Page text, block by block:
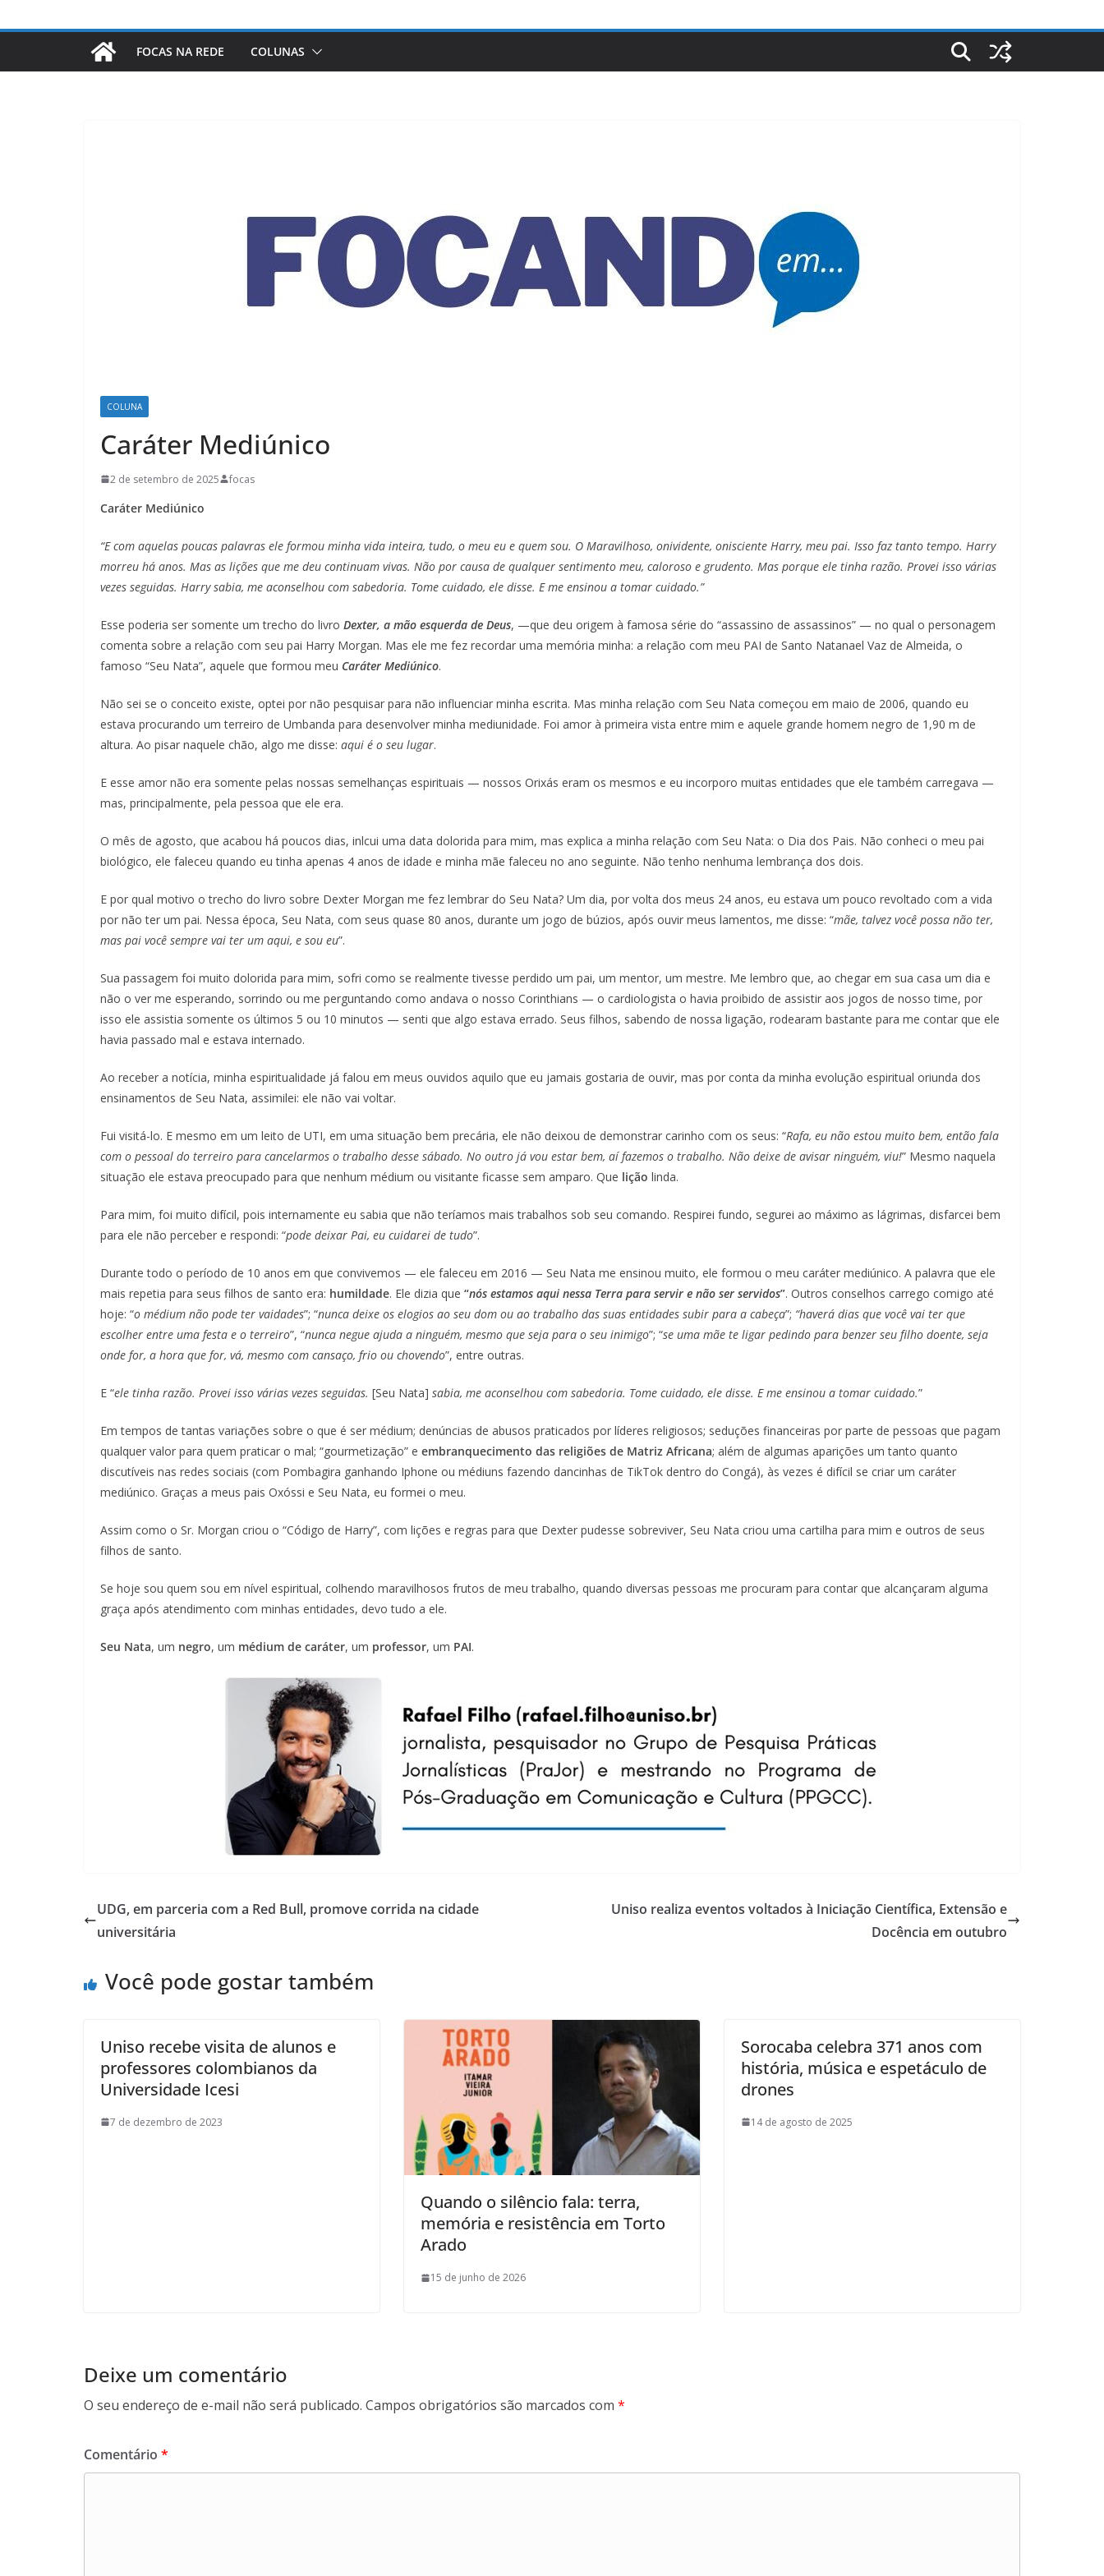
FOCAS NA REDE COLUNAS
COLUNA
Caráter Mediúnico
2 de setembro de 2025 focas
Caráter Mediúnico
“E com aquelas poucas palavras ele formou minha vida inteira, tudo, o meu eu e quem sou. O Maravilhoso, onividente, onisciente Harry, meu pai. Isso faz tanto tempo. Harry
morreu há anos. Mas as lições que me deu continuam vivas. Não por causa de qualquer sentimento meu, caloroso e grudento. Mas porque ele tinha razão. Provei isso várias
vezes seguidas. Harry sabia, me aconselhou com sabedoria. Tome cuidado, ele disse. E me ensinou a tomar cuidado.”
Esse poderia ser somente um trecho do livro Dexter, a mão esquerda de Deus, —que deu origem à famosa série do “assassino de assassinos” — no qual o personagem
comenta sobre a relação com seu pai Harry Morgan. Mas ele me fez recordar uma memória minha: a relação com meu PAI de Santo Natanael Vaz de Almeida, o
famoso “Seu Nata”, aquele que formou meu Caráter Mediúnico.
Não sei se o conceito existe, optei por não pesquisar para não influenciar minha escrita. Mas minha relação com Seu Nata começou em maio de 2006, quando eu
estava procurando um terreiro de Umbanda para desenvolver minha mediunidade. Foi amor à primeira vista entre mim e aquele grande homem negro de 1,90 m de
altura. Ao pisar naquele chão, algo me disse: aqui é o seu lugar.
E esse amor não era somente pelas nossas semelhanças espirituais — nossos Orixás eram os mesmos e eu incorporo muitas entidades que ele também carregava —
mas, principalmente, pela pessoa que ele era.
O mês de agosto, que acabou há poucos dias, inlcui uma data dolorida para mim, mas explica a minha relação com Seu Nata: o Dia dos Pais. Não conheci o meu pai
biológico, ele faleceu quando eu tinha apenas 4 anos de idade e minha mãe faleceu no ano seguinte. Não tenho nenhuma lembrança dos dois.
E por qual motivo o trecho do livro sobre Dexter Morgan me fez lembrar do Seu Nata? Um dia, por volta dos meus 24 anos, eu estava um pouco revoltado com a vida
por não ter um pai. Nessa época, Seu Nata, com seus quase 80 anos, durante um jogo de búzios, após ouvir meus lamentos, me disse: “mãe, talvez você possa não ter,
mas pai você sempre vai ter um aqui, e sou eu”.
Sua passagem foi muito dolorida para mim, sofri como se realmente tivesse perdido um pai, um mentor, um mestre. Me lembro que, ao chegar em sua casa um dia e
não o ver me esperando, sorrindo ou me perguntando como andava o nosso Corinthians — o cardiologista o havia proibido de assistir aos jogos de nosso time, por
isso ele assistia somente os últimos 5 ou 10 minutos — senti que algo estava errado. Seus filhos, sabendo de nossa ligação, rodearam bastante para me contar que ele
havia passado mal e estava internado.
Ao receber a notícia, minha espiritualidade já falou em meus ouvidos aquilo que eu jamais gostaria de ouvir, mas por conta da minha evolução espiritual oriunda dos
ensinamentos de Seu Nata, assimilei: ele não vai voltar.
Fui visitá-lo. E mesmo em um leito de UTI, em uma situação bem precária, ele não deixou de demonstrar carinho com os seus: “Rafa, eu não estou muito bem, então fala
com o pessoal do terreiro para cancelarmos o trabalho desse sábado. No outro já vou estar bem, aí fazemos o trabalho. Não deixe de avisar ninguém, viu!” Mesmo naquela
situação ele estava preocupado para que nenhum médium ou visitante ficasse sem amparo. Que lição linda.
Para mim, foi muito difícil, pois internamente eu sabia que não teríamos mais trabalhos sob seu comando. Respirei fundo, segurei ao máximo as lágrimas, disfarcei bem
para ele não perceber e respondi: “pode deixar Pai, eu cuidarei de tudo”.
Durante todo o período de 10 anos em que convivemos — ele faleceu em 2016 — Seu Nata me ensinou muito, ele formou o meu caráter mediúnico. A palavra que ele
mais repetia para seus filhos de santo era: humildade. Ele dizia que “nós estamos aqui nessa Terra para servir e não ser servidos”. Outros conselhos carrego comigo até
hoje: “o médium não pode ter vaidades”; “nunca deixe os elogios ao seu dom ou ao trabalho das suas entidades subir para a cabeça”; “haverá dias que você vai ter que
escolher entre uma festa e o terreiro”, “nunca negue ajuda a ninguém, mesmo que seja para o seu inimigo”; “se uma mãe te ligar pedindo para benzer seu filho doente, seja
onde for, a hora que for, vá, mesmo com cansaço, frio ou chovendo”, entre outras.
E “ele tinha razão. Provei isso várias vezes seguidas. [Seu Nata] sabia, me aconselhou com sabedoria. Tome cuidado, ele disse. E me ensinou a tomar cuidado.”
Em tempos de tantas variações sobre o que é ser médium; denúncias de abusos praticados por líderes religiosos; seduções financeiras por parte de pessoas que pagam
qualquer valor para quem praticar o mal; “gourmetização” e embranquecimento das religiões de Matriz Africana; além de algumas aparições um tanto quanto
discutíveis nas redes sociais (com Pombagira ganhando Iphone ou médiuns fazendo dancinhas de TikTok dentro do Congá), às vezes é difícil se criar um caráter
mediúnico. Graças a meus pais Oxóssi e Seu Nata, eu formei o meu.
Assim como o Sr. Morgan criou o “Código de Harry”, com lições e regras para que Dexter pudesse sobreviver, Seu Nata criou uma cartilha para mim e outros de seus
filhos de santo.
Se hoje sou quem sou em nível espiritual, colhendo maravilhosos frutos de meu trabalho, quando diversas pessoas me procuram para contar que alcançaram alguma
graça após atendimento com minhas entidades, devo tudo a ele.
Seu Nata, um negro, um médium de caráter, um professor, um PAI.
UDG, em parceria com a Red Bull, promove corrida na cidade
universitária
Uniso realiza eventos voltados à Iniciação Científica, Extensão e
Docência em outubro
Você pode gostar também
Uniso recebe visita de alunos e
professores colombianos da
Universidade Icesi
7 de dezembro de 2023
Quando o silêncio fala: terra,
memória e resistência em Torto
Arado
15 de junho de 2026
Sorocaba celebra 371 anos com
história, música e espetáculo de
drones
14 de agosto de 2025
Deixe um comentário
O seu endereço de e-mail não será publicado. Campos obrigatórios são marcados com *
Comentário *